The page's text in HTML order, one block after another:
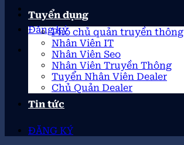
Đăng ký
Tuyển dụng
Phó chủ quản truyền thông
Nhân Viên IT
Nhân Viên Seo
Nhân Viên Truyền Thông
Tuyển Nhân Viên Dealer
Chủ Quản Dealer
Tin tức
ĐĂNG KÝ